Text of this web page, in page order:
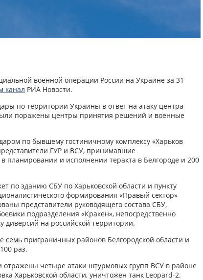
военной операции России на Украине за 31
канал РИА Новости.
по территории Украины в ответ на атаку центра
поражены центры принятия решений и военные
по бывшему гостиничному комплексу «Харьков
ГУР и ВСУ, принимавшие
планировании и исполнении теракта в Белгороде и 200
по зданию СБУ по Харьковской области и пункту
формирования «Правый сектор»
представители руководящего состава СБУ,
подразделения «Кракен», непосредственно
диверсий на российской территории.
семь приграничных районов Белгородской области и
раз.
отражены четыре атаки штурмовых групп ВСУ в районе
Харьковской области, уничтожен танк Leopard-2.